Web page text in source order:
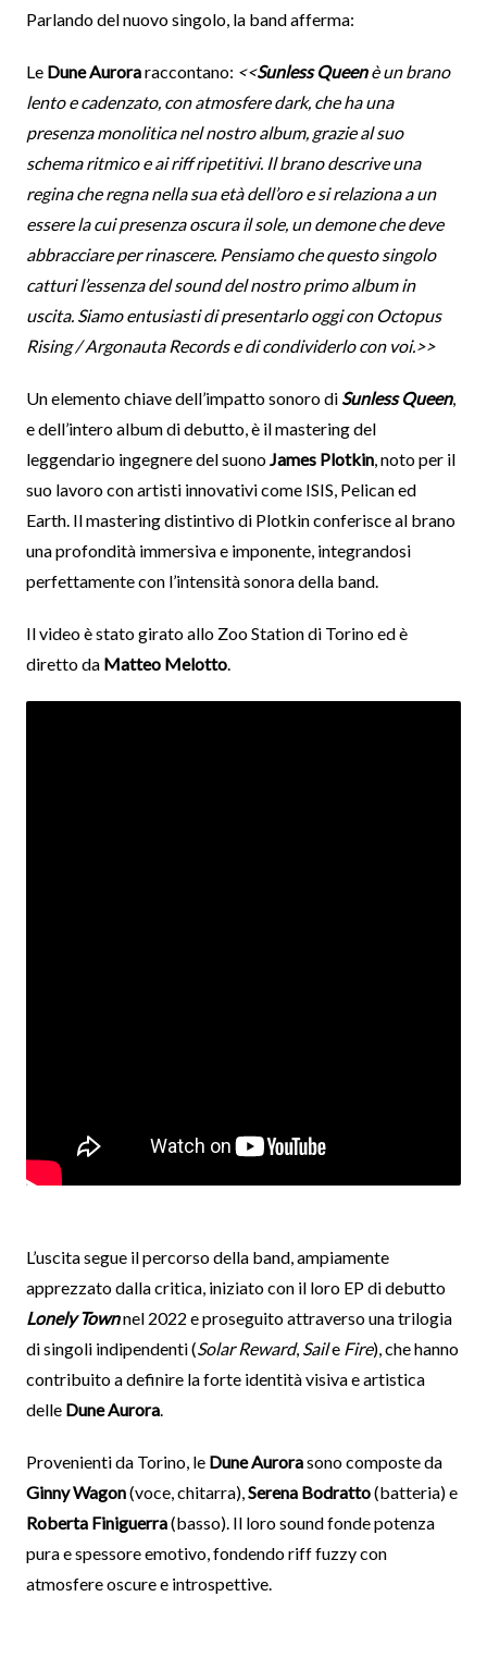
Parlando del nuovo singolo, la band afferma:
Le Dune Auroraraccontano: <<Sunless Queenè un brano
lento e cadenzato, con atmosfere dark, che ha una
presenza monolitica nel nostro album, grazie al suo
schema ritmico e ai riff ripetitivi. Il brano descrive una
regina che regna nella sua età dell’oro e si relaziona a un
essere la cui presenza oscura il sole, un demone che deve
abbracciare per rinascere. Pensiamo che questo singolo
catturi l’essenza del sound del nostro primo album in
uscita. Siamo entusiasti di presentarlo oggi con Octopus
Rising / Argonauta Records e di condividerlo con voi.>>
Un elemento chiave dell’impatto sonoro di Sunless Queen,
e dell’intero album di debutto, è il mastering del
leggendario ingegnere del suono James Plotkin, noto per il
suo lavoro con artisti innovativi come ISIS, Pelican ed
Earth. Il mastering distintivo di Plotkin conferisce al brano
una profondità immersiva e imponente, integrandosi
perfettamente con l’intensità sonora della band.
Il video è stato girato allo Zoo Station di Torino ed è
diretto da Matteo Melotto.
L’uscita segue il percorso della band, ampiamente
apprezzato dalla critica, iniziato con il loro EP di debutto
Lonely Townnel 2022 e proseguito attraverso una trilogia
di singoli indipendenti (Solar Reward, Saile Fire), che hanno
contribuito a definire la forte identità visiva e artistica
delle Dune Aurora.
Provenienti da Torino, le Dune Aurorasono composte da
Ginny Wagon(voce, chitarra), Serena Bodratto(batteria) e
Roberta Finiguerra(basso). Il loro sound fonde potenza
pura e spessore emotivo, fondendo riff fuzzy con
atmosfere oscure e introspettive.